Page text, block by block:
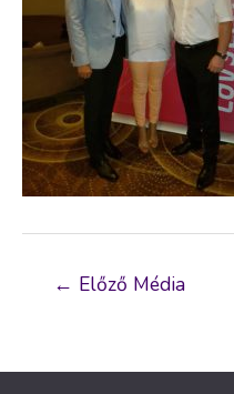
Bejegyzés
← Előző Média